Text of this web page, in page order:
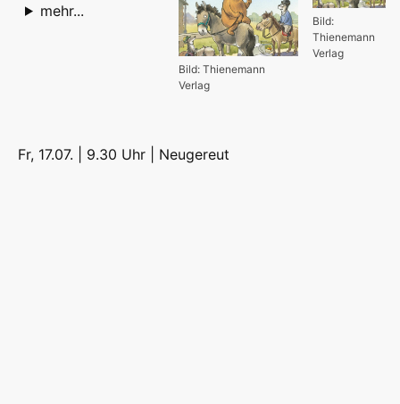
Bild:
Thienemann
Verlag
Bild: Thienemann
Verlag
mehr...
Fr, 17.07. | 9.30 Uhr | Neugereut